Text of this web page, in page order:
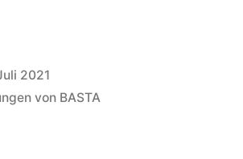
2021
von BASTA